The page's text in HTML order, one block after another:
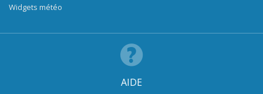
Widgets météo
AIDE